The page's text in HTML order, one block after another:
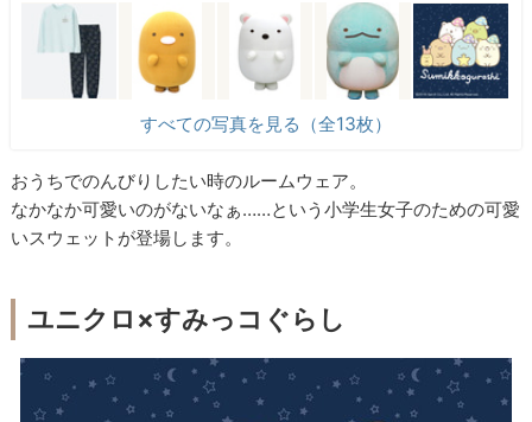
すべての写真を見る（全13枚）
おうちでのんびりしたい時のルームウェア。
なかなか可愛いのがないなぁ……という小学生女子のための可愛
いスウェットが登場します。
ユニクロ×すみっコぐらし